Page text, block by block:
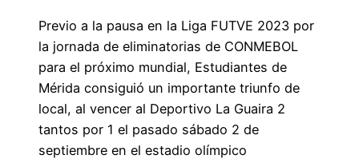
Previo a la pausa en la Liga FUTVE 2023 por
la jornada de eliminatorias de CONMEBOL
para el próximo mundial, Estudiantes de
Mérida consiguió un importante triunfo de
local, al vencer al Deportivo La Guaira 2
tantos por 1 el pasado sábado 2 de
septiembre en el estadio olímpico